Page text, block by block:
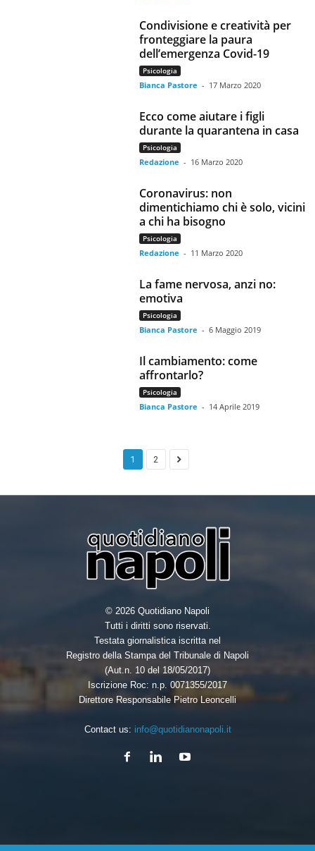
Condivisione e creatività per
fronteggiare la paura
dell’emergenza Covid-19
Psicologia
Bianca Pastore - 17 Marzo 2020
Ecco come aiutare i figli
durante la quarantena in casa
Psicologia
Redazione - 16 Marzo 2020
Coronavirus: non
dimentichiamo chi è solo, vicini
a chi ha bisogno
Psicologia
Redazione - 11 Marzo 2020
La fame nervosa, anzi no:
emotiva
Psicologia
Bianca Pastore - 6 Maggio 2019
Il cambiamento: come
affrontarlo?
Psicologia
Bianca Pastore - 14 Aprile 2019
1 2
© 2026 Quotidiano Napoli
Tutti i diritti sono riservati.
Testata giornalistica iscritta nel
Registro della Stampa del Tribunale di Napoli
(Aut.n. 10 del 18/05/2017)
Iscrizione Roc: n.p. 0071355/2017
Direttore Responsabile Pietro Leoncelli
Contact us: info@quotidianonapoli.it